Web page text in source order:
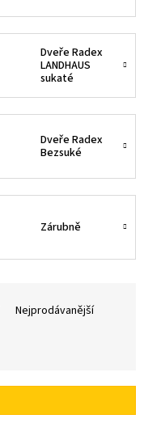
Dveře Radex
LANDHAUS
sukaté
Dveře Radex
Bezsuké
Zárubně
Nejprodávanější